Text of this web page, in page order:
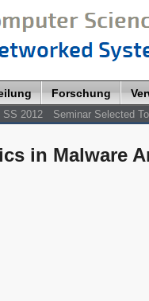
Forschung
SS 2012 Seminar Selected
in Malware